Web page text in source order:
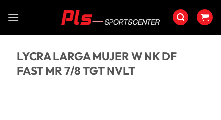
LYCRA LARGA MUJER W NK DF
FAST MR 7/8 TGT NVLT